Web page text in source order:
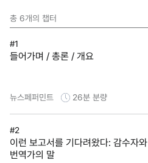
총 6개의 챕터
#1
들어가며 / 총론 / 개요
뉴스페퍼민트 26분 분량
#2
이런 보고서를 기다려왔다: 감수자와
번역가의 말